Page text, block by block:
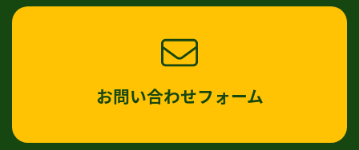
お問い合わせフォーム